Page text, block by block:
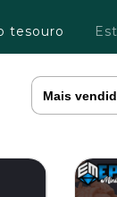
tesouro